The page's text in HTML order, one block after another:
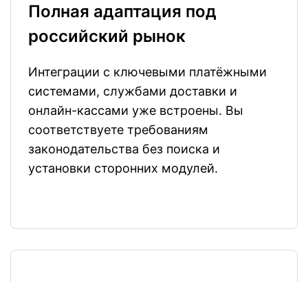
Полная адаптация под
российский рынок
Интеграции с ключевыми платёжными
системами, службами доставки и
онлайн-кассами уже встроены. Вы
соответствуете требованиям
законодательства без поиска и
установки сторонних модулей.